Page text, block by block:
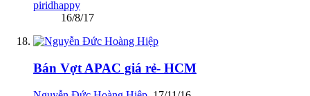
piridhappy
16/8/17
Bán Vợt APAC giá rẻ- HCM